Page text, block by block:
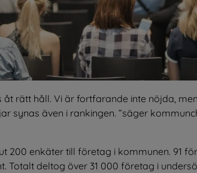
rätt håll. Vi är fortfarande inte nöjda,
synas även i rankingen. säger
200 enkäter till företag i kommunen. 91
Totalt deltog över 31 000 företag i